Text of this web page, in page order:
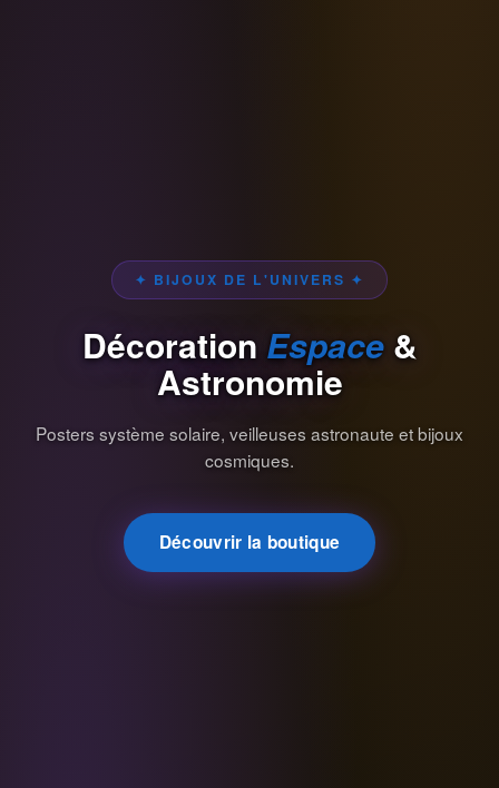
✦ BIJOUX DE L'UNIVERS ✦
Décoration Espace&
Astronomie
Posters système solaire, veilleuses astronaute et bijoux
cosmiques.
Découvrir la boutique